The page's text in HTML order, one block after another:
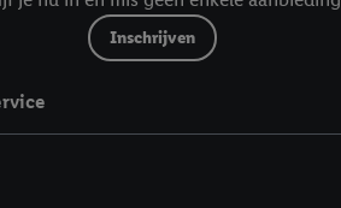
Inschrijven